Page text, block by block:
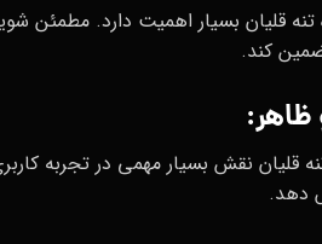
قلیان بسیار اهمیت دارد. مطمئن
کند.
قلیان نقش بسیار مهمی در تجربه
دهد.